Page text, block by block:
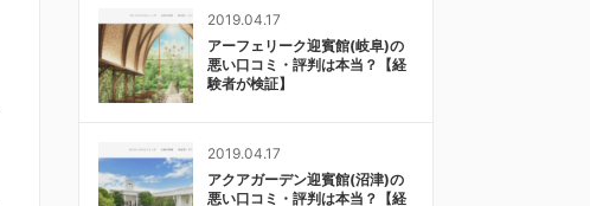
2019.04.17
アーフェリーク迎賓館(岐阜)の
悪い口コミ・評判は本当？【経
験者が検証】
2019.04.17
アクアガーデン迎賓館(沼津)の
悪い口コミ・評判は本当？【経